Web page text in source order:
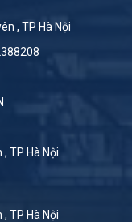
, TP Hà Nội
TP Hà Nội
TP Hà Nội